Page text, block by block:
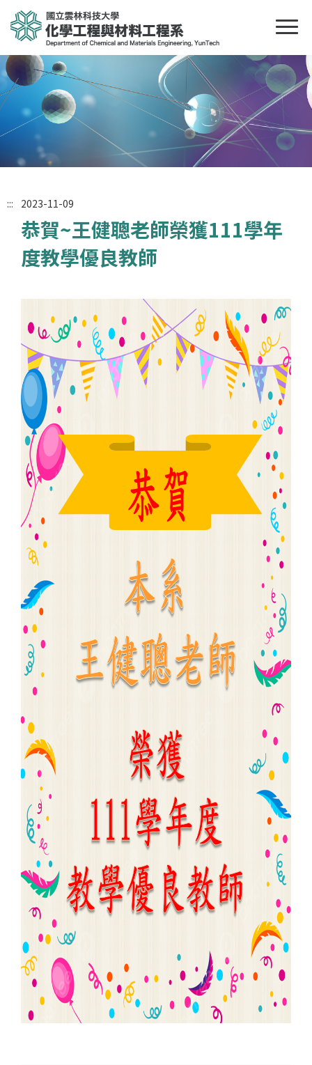
::: 2023-11-09
恭賀~王健聰老師榮獲111學年
度教學優良教師